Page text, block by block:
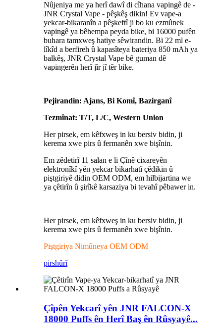
Nûjeniya me ya herî dawî di cîhana vapingê de -
JNR Crystal Vape - pêşkêş dikin! Ev vape-a
yekcar-bikaranîn a pêşkeftî ji bo ku ezmûnek
vapingê ya bêhempa peyda bike, bi 16000 pufên
buhara tamxweş hatiye sêwirandin. Bi 22 ml e-
lîkîd a berfireh û kapasîteya bateriya 850 mAh ya
balkêş, JNR Crystal Vape bê guman dê
vapingerên herî jîr jî têr bike.
Pejirandin: Ajans, Bi Komî, Bazirganî
Tezmînat: T/T, L/C, Western Union
Her pirsek, em kêfxweş in ku bersiv bidin, ji
kerema xwe pirs û fermanên xwe bişînin.
Em zêdetirî 11 salan e li Çînê cixareyên
elektronîkî yên yekcar bikarhatî çêdikin û
piştgiriyê didin OEM ODM, em hilbijartina we
ya çêtirîn û şirîkê karsaziya bi tevahî pêbawer in.
Her pirsek, em kêfxweş in ku bersiv bidin, ji
kerema xwe pirs û fermanên xwe bişînin.
Piştgiriya Nimûneya OEM ODM
pirshûrî
Çîpên Yekcarî yên JNR FALCON-X
18000 Puffs ên Herî Baş ên Rûsyayê...